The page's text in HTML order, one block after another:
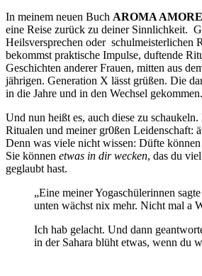
In meinem neuen Buch AROMA AMORE
eine Reise zurück zu deiner Sinnlichkeit.
Heilsversprechen oder schulmeisterlichen
bekommst praktische Impulse, duftende
Geschichten anderer Frauen, mitten aus
jährigen. Generation X lässt grüßen. Die
in die Jahre und in den Wechsel gekommen.
Und nun heißt es, auch diese zu
Ritualen und meiner gr0ßen Leidenschaft:
Denn was viele nicht wissen: Düfte
Sie können etwas in dir wecken, das du
geglaubt hast.
„Eine meiner Yogaschülerinnen
unten wächst nix mehr. Nicht mal a
Ich hab gelacht. Und dann
in der Sahara blüht etwas, wenn du